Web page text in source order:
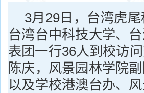
3月29日，台湾虎
台湾台中科技大学、
表团一行36人到校访
陈庆，风景园林学院
以及学校港澳台办、